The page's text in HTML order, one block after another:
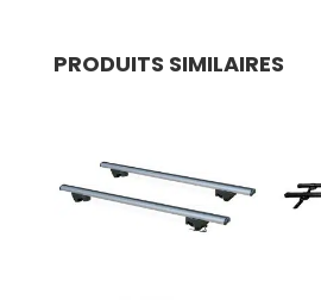
PRODUITS SIMILAIRES